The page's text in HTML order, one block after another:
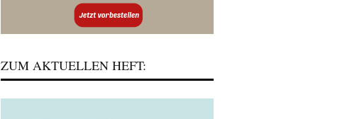
ZUM AKTUELLEN HEFT: